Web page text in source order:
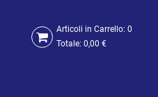
Articoli in Carrello: 0
Totale: 0,00 €